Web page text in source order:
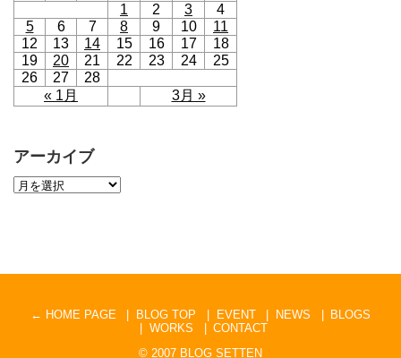
« 1月 3月 »
1 2 3
4
5
6 7 8 9 10
11
12
13 14 15 16 17
18
19
20 21 22 23 24
25
26
27 28
アーカイブ
← HOME PAGE BLOG TOP EVENT NEWS
BLOGS
WORKS
CONTACT
© 2007 BLOG SETTEN